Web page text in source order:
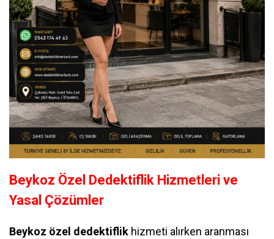
Beykoz Özel Dedektiflik Hizmetleri ve
Yasal Çözümler
Beykoz özel dedektiflik hizmeti alırken aranması